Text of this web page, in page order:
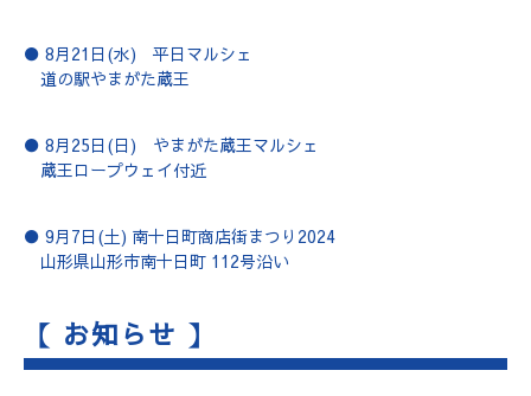
● 8月21日(水) 平日マルシェ
道の駅やまがた蔵王
● 8月25日(日) やまがた蔵王マルシェ
蔵王ロープウェイ付近
● 9月7日(土) 南十日町商店街まつり2024
山形県山形市南十日町 112号沿い
【 お知らせ 】